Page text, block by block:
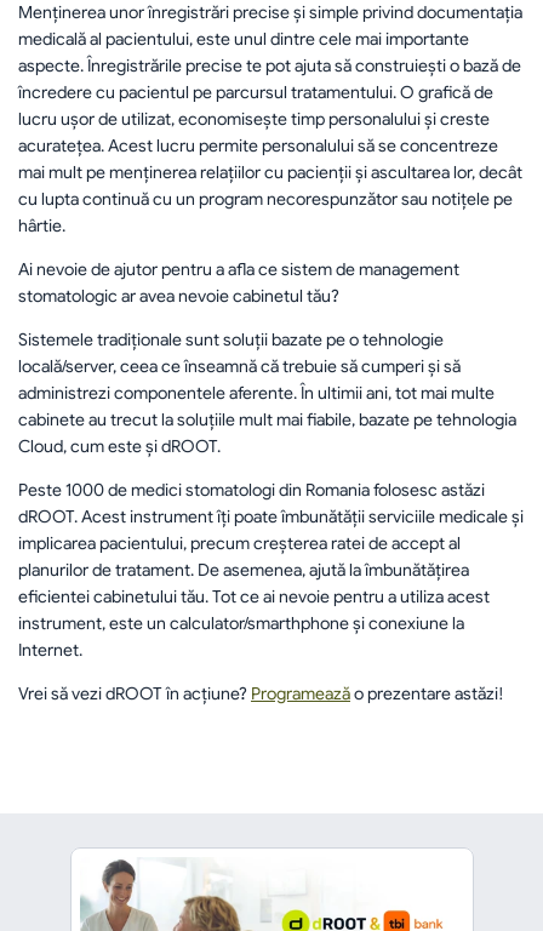
Menținerea unor înregistrări precise și simple privind documentația
medicală al pacientului, este unul dintre cele mai importante
aspecte. Înregistrările precise te pot ajuta să construiești o bază de
încredere cu pacientul pe parcursul tratamentului. O grafică de
lucru ușor de utilizat, economisește timp personalului și creste
acuratețea. Acest lucru permite personalului să se concentreze
mai mult pe menținerea relațiilor cu pacienții și ascultarea lor, decât
cu lupta continuă cu un program necorespunzător sau notițele pe
hârtie.
Ai nevoie de ajutor pentru a afla ce sistem de management
stomatologic ar avea nevoie cabinetul tău?
Sistemele tradiționale sunt soluții bazate pe o tehnologie
locală/server, ceea ce înseamnă că trebuie să cumperi și să
administrezi componentele aferente. În ultimii ani, tot mai multe
cabinete au trecut la soluțiile mult mai fiabile, bazate pe tehnologia
Cloud, cum este și dROOT.
Peste 1000 de medici stomatologi din Romania folosesc astăzi
dROOT. Acest instrument îți poate îmbunătății serviciile medicale și
implicarea pacientului, precum creșterea ratei de accept al
planurilor de tratament. De asemenea, ajută la îmbunătățirea
eficientei cabinetului tău. Tot ce ai nevoie pentru a utiliza acest
instrument, este un calculator/smarthphone și conexiune la
Internet.
Vrei să vezi dROOT în acțiune? Programează o prezentare astăzi!